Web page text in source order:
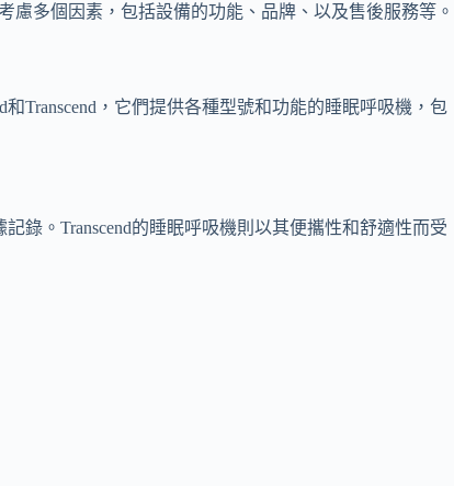
多個因素，包括設備的功能、品牌、以及售後服務等。
Transcend，它們提供各種型號和功能的睡眠呼吸機，包
錄。Transcend的睡眠呼吸機則以其便攜性和舒適性而受